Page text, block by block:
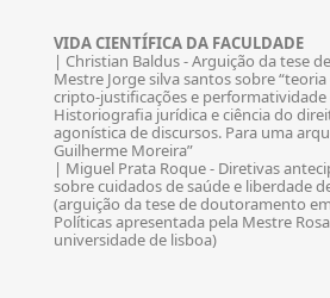
VIDA CIENTÍFICA DA FACULDADE
| Christian Baldus - Arguição da tese
Mestre Jorge silva santos sobre
cripto-justificações e performatividade
Historiografia jurídica e ciência do
agonística de discursos. Para uma
Guilherme Moreira”
| Miguel Prata Roque - Diretivas
sobre cuidados de saúde e liberdade
(arguição da tese de doutoramento
Políticas apresentada pela Mestre
universidade de lisboa)